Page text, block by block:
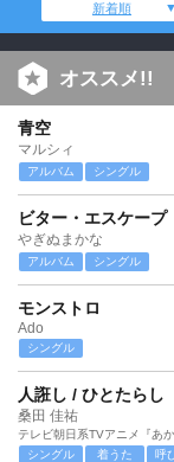
新着順
オススメ!!
青空
マルシィ
アルバム シングル
ビター・エスケープ
やぎぬまかな
アルバム シングル
モンストロ
Ado
シングル
人誑し / ひとたらし
桑田 佳祐
テレビ朝日系TVアニメ『あ
シングル
着うた 呼